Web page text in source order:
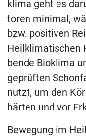
kli­ma geht es
to­ren mi­ni­mal,
bzw. po­si­ti­ven
Heil­kli­ma­ti­schen
ben­de Bio­kli­ma
ge­prüf­ten
nutzt, um den
här­ten und vor
Be­we­gung im